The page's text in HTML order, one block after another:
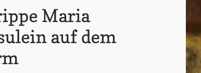
Maria
auf dem